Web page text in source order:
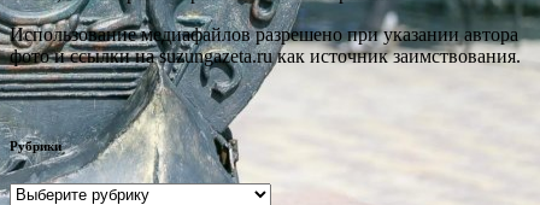
Использование медиафайлов разрешено при указании автора
фото и ссылки на suzungazeta.ru как источник заимствования.
Рубрики
Рубрики